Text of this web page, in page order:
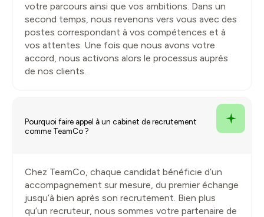
votre parcours ainsi que vos ambitions. Dans un
second temps, nous revenons vers vous avec des
postes correspondant à vos compétences et à
vos attentes. Une fois que nous avons votre
accord, nous activons alors le processus auprès
de nos clients.
Pourquoi faire appel à un cabinet de recrutement
comme TeamCo ?
Chez TeamCo, chaque candidat bénéficie d’un
accompagnement sur mesure, du premier échange
jusqu’à bien après son recrutement. Bien plus
qu’un recruteur, nous sommes votre partenaire de